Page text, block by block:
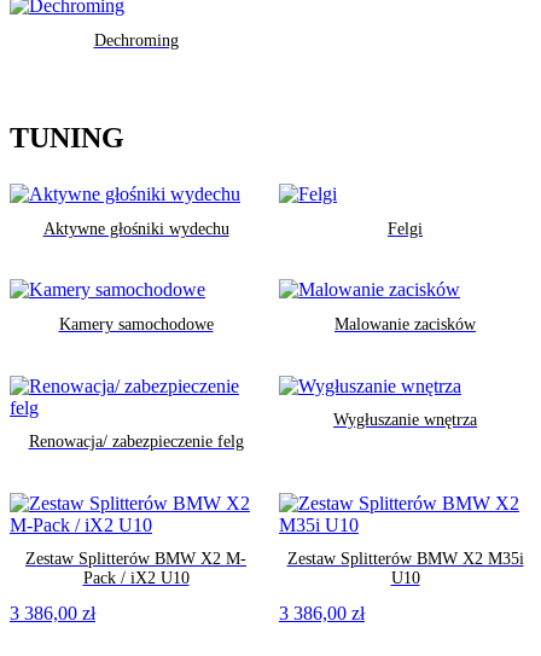
Dechroming
TUNING
Aktywne głośniki wydechu Felgi
Kamery samochodowe Malowanie zacisków
Renowacja/ zabezpieczenie felg
Wygłuszanie wnętrza
Zestaw Splitterów BMW X2 M-
Pack / iX2 U10
3 386,00 zł
Zestaw Splitterów BMW X2 M35i
U10
3 386,00 zł